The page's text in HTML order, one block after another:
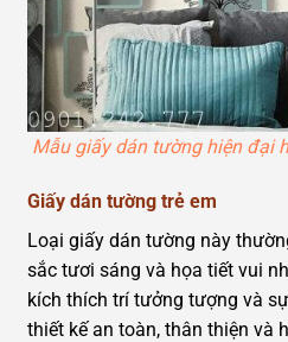
Mẫu giấy dán tường hiện đại
Giấy dán tường trẻ em
Loại giấy dán tường này
sắc tươi sáng và họa tiết vui
kích thích trí tưởng tượng và
thiết kế an toàn, thân thiện và